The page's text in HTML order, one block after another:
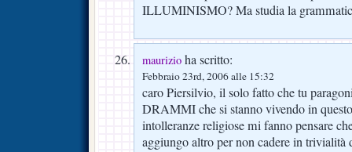
ILLUMINISMO? Ma studia la
maurizio ha scritto:
Febbraio 23rd, 2006 alle 15:32
caro Piersilvio, il solo fatto che tu
DRAMMI che si stanno vivendo in
intolleranze religiose mi fanno pensare
aggiungo altro per non cadere in